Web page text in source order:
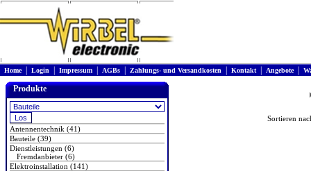
Home| Login Impressum AGBs Zahlungs- und Versandkosten Kontakt| Angebote|
Produkte
Antennentechnik (41)
Bauteile (39)
Dienstleistungen (6)
Fremdanbieter (6)
Elektroinstallation (141)
Sortieren